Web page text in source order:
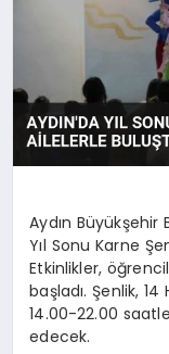
YAŞAM
Aydın
Yıl Sonu Karne
Etkinlikler,
başladı. Şenlik,
14.00-22.00
edecek.